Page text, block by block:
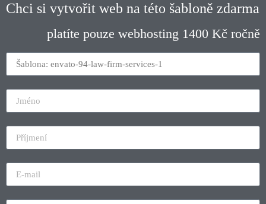
Chci si vytvořit web na této šabloně zdarma
platíte pouze webhosting 1400 Kč ročně